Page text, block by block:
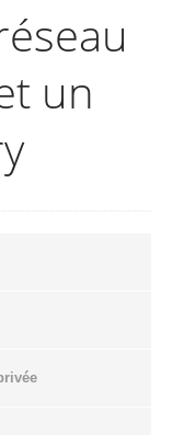
un